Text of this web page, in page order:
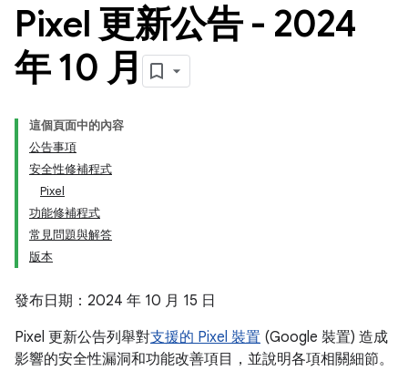
Pixel 更新公告 - 2024
年 10 月
這個頁面中的內容
公告事項
安全性修補程式
Pixel
功能修補程式
常見問題與解答
版本
發布日期：2024 年 10 月 15 日
Pixel 更新公告列舉對支援的 Pixel 裝置 (Google 裝置) 造成
影響的安全性漏洞和功能改善項目，並說明各項相關細節。